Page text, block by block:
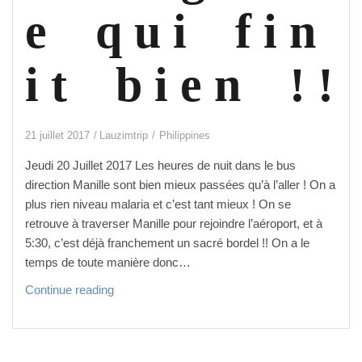
r n
u
s .
e q u i f i n
i t b i e n ! !
21 juillet 2017 Lauzimtrip Philippines
Jeudi 20 Juillet 2017 Les heures de nuit dans le bus
direction Manille sont bien mieux passées qu’à l’aller ! On a
plus rien niveau malaria et c’est tant mieux ! On se
retrouve à traverser Manille pour rejoindre l’aéroport, et à
5:30, c’est déjà franchement un sacré bordel !! On a le
temps de toute manière donc…
Continue readingU
e g